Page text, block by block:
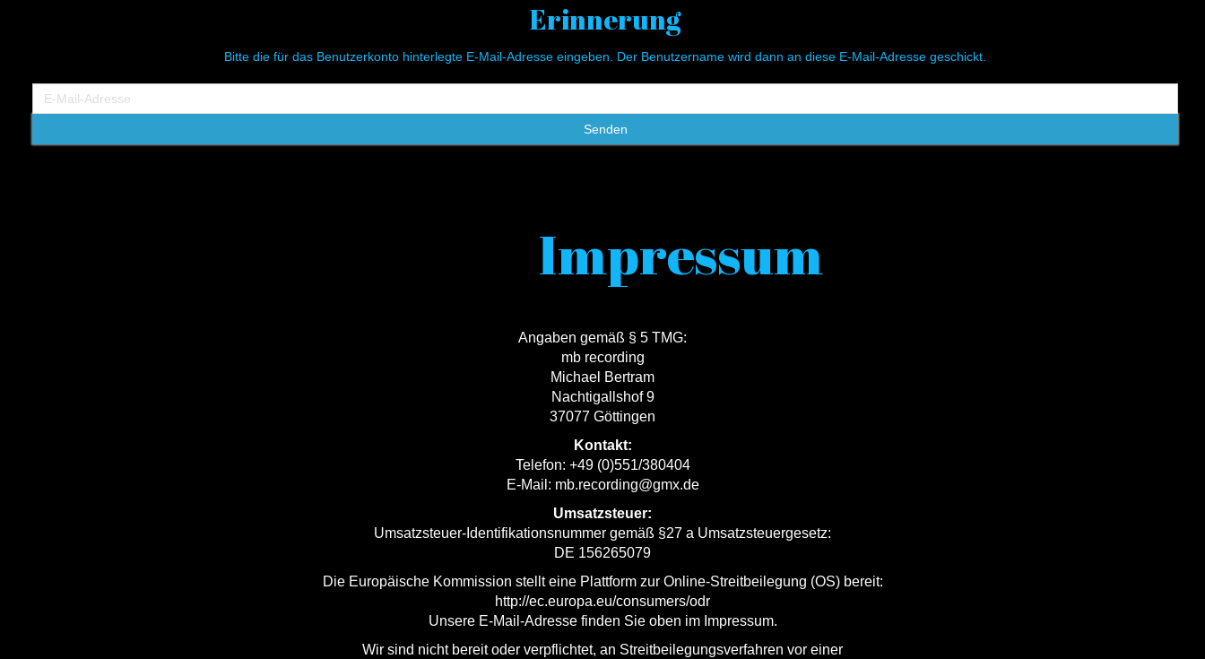
Erinnerung
Bitte die für das Benutzerkonto hinterlegte E-Mail-Adresse eingeben. Der Benutzername wird dann an diese E-Mail-Adresse geschickt.
Senden
Impressum
Angaben gemäß § 5 TMG:
mb recording
Michael Bertram
Nachtigallshof 9
37077 Göttingen
Kontakt:
Telefon: +49 (0)551/380404
E-Mail: mb.recording@gmx.de
Umsatzsteuer:
Umsatzsteuer-Identifikationsnummer gemäß §27 a Umsatzsteuergesetz:
DE 156265079
Die Europäische Kommission stellt eine Plattform zur Online-Streitbeilegung (OS) bereit:
http://ec.europa.eu/consumers/odr
Unsere E-Mail-Adresse finden Sie oben im Impressum.
Wir sind nicht bereit oder verpflichtet, an Streitbeilegungsverfahren vor einer